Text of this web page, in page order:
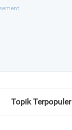
Topik Terpopuler